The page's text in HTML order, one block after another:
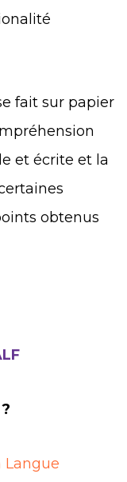
fait sur papier
et écrite et la
obtenus
Langue